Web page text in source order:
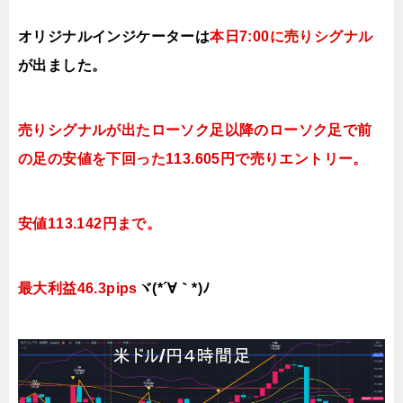
オリジナルインジケーターは本日7:00に売り シグナル
が出ました。
売りシグナルが出たローソク足以降のローソク足で前
の足の安値を下回った113.605円で売りエン トリー。
安値113.142円まで。
最大利益46.3pips ヾ(*´∀｀*)ﾉ